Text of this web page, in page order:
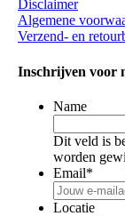
Disclaimer
Algemene
Verzend- en
Inschrijven voor
Name
Dit veld is
worden
Email*
Locatie